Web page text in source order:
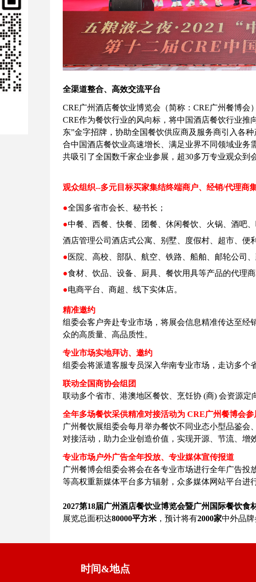
全渠道整合、高效交流平台
CRE广州酒店餐饮业博览会（简称：CRE广州餐博会
CRE作为餐饮行业的风向标，将中国酒店餐饮行业
东”金字招牌，协助全国餐饮供应商及服务商引入各种
合中国酒店餐饮业高速增长、满足业界不同领域业务
共吸引了全国数千家企业参展，超30多万专业观众到
观众组织--多元目标买家集结终端商户、经销/代理商
●全国多省市会长、秘书长；
●中餐、西餐、快餐、团餐、休闲餐饮、火锅、酒吧
酒店管理公司酒店式公寓、别墅、度假村、超市、便
●医院、高校、部队、航空、铁路、船舶、邮轮公司
●食材、饮品、设备、厨具、餐饮用具等产品的代理商
●电商平台、商超、线下实体店。
精准邀约
组委会客户奔赴专业市场，将展会信息精准传达至
众的高质量、高品质性。
专业市场实地拜访、邀约
组委会将派遣客服专员深入华南专业市场，走访多个
联动全国商协会组团
联动多个省市、港澳地区餐饮、烹饪协 (商) 会资源定
全年多场餐饮采供精准对接活动为 CRE广州餐博会
广州餐饮展组委会每月举办餐饮不同业态小型品鉴会
对接活动，助力企业创造价值，实现开源、节流、增
专业市场户外广告全年投放、专业媒体宣传报道
广州餐博会组委会将会在各专业市场进行全年广告
等高权重新媒体平台多方辐射，众多媒体网站平台进
2027第18届广州酒店餐饮业博览会暨广州国际餐饮食
展览总面积达80000平方米 ，预计将有2000家中外品牌
时间&地点